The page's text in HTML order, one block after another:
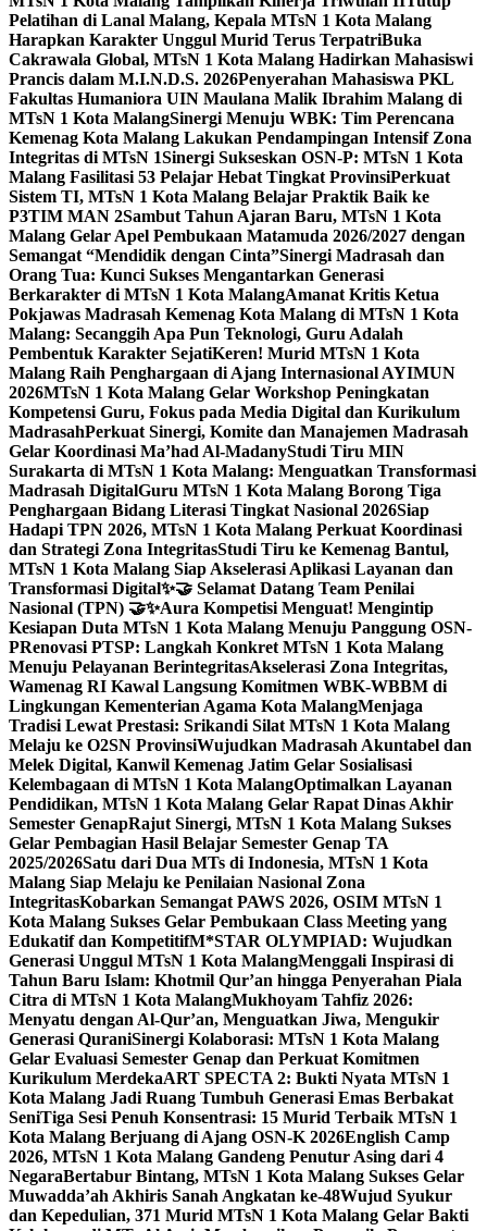
Pelatihan di Lanal Malang, Kepala MTsN 1 Kota Malang
Harapkan Karakter Unggul Murid Terus TerpatriBuka
Cakrawala Global, MTsN 1 Kota Malang Hadirkan Mahasiswi
Prancis dalam M.I.N.D.S. 2026Penyerahan Mahasiswa PKL
Fakultas Humaniora UIN Maulana Malik Ibrahim Malang di
MTsN 1 Kota MalangSinergi Menuju WBK: Tim Perencana
Kemenag Kota Malang Lakukan Pendampingan Intensif Zona
Integritas di MTsN 1Sinergi Sukseskan OSN-P: MTsN 1 Kota
Malang Fasilitasi 53 Pelajar Hebat Tingkat ProvinsiPerkuat
Sistem TI, MTsN 1 Kota Malang Belajar Praktik Baik ke
P3TIM MAN 2Sambut Tahun Ajaran Baru, MTsN 1 Kota
Malang Gelar Apel Pembukaan Matamuda 2026/2027 dengan
Semangat “Mendidik dengan Cinta”Sinergi Madrasah dan
Orang Tua: Kunci Sukses Mengantarkan Generasi
Berkarakter di MTsN 1 Kota MalangAmanat Kritis Ketua
Pokjawas Madrasah Kemenag Kota Malang di MTsN 1 Kota
Malang: Secanggih Apa Pun Teknologi, Guru Adalah
Pembentuk Karakter SejatiKeren! Murid MTsN 1 Kota
Malang Raih Penghargaan di Ajang Internasional AYIMUN
2026MTsN 1 Kota Malang Gelar Workshop Peningkatan
Kompetensi Guru, Fokus pada Media Digital dan Kurikulum
MadrasahPerkuat Sinergi, Komite dan Manajemen Madrasah
Gelar Koordinasi Ma’had Al-MadanyStudi Tiru MIN
Surakarta di MTsN 1 Kota Malang: Menguatkan Transformasi
Madrasah DigitalGuru MTsN 1 Kota Malang Borong Tiga
Penghargaan Bidang Literasi Tingkat Nasional 2026Siap
Hadapi TPN 2026, MTsN 1 Kota Malang Perkuat Koordinasi
dan Strategi Zona IntegritasStudi Tiru ke Kemenag Bantul,
MTsN 1 Kota Malang Siap Akselerasi Aplikasi Layanan dan
Transformasi Digital✨🤝 Selamat Datang Team Penilai
Nasional (TPN) 🤝✨Aura Kompetisi Menguat! Mengintip
Kesiapan Duta MTsN 1 Kota Malang Menuju Panggung OSN-
PRenovasi PTSP: Langkah Konkret MTsN 1 Kota Malang
Menuju Pelayanan BerintegritasAkselerasi Zona Integritas,
Wamenag RI Kawal Langsung Komitmen WBK-WBBM di
Lingkungan Kementerian Agama Kota MalangMenjaga
Tradisi Lewat Prestasi: Srikandi Silat MTsN 1 Kota Malang
Melaju ke O2SN ProvinsiWujudkan Madrasah Akuntabel dan
Melek Digital, Kanwil Kemenag Jatim Gelar Sosialisasi
Kelembagaan di MTsN 1 Kota MalangOptimalkan Layanan
Pendidikan, MTsN 1 Kota Malang Gelar Rapat Dinas Akhir
Semester GenapRajut Sinergi, MTsN 1 Kota Malang Sukses
Gelar Pembagian Hasil Belajar Semester Genap TA
2025/2026Satu dari Dua MTs di Indonesia, MTsN 1 Kota
Malang Siap Melaju ke Penilaian Nasional Zona
IntegritasKobarkan Semangat PAWS 2026, OSIM MTsN 1
Kota Malang Sukses Gelar Pembukaan Class Meeting yang
Edukatif dan KompetitifM*STAR OLYMPIAD: Wujudkan
Generasi Unggul MTsN 1 Kota MalangMenggali Inspirasi di
Tahun Baru Islam: Khotmil Qur’an hingga Penyerahan Piala
Citra di MTsN 1 Kota MalangMukhoyam Tahfiz 2026:
Menyatu dengan Al-Qur’an, Menguatkan Jiwa, Mengukir
Generasi QuraniSinergi Kolaborasi: MTsN 1 Kota Malang
Gelar Evaluasi Semester Genap dan Perkuat Komitmen
Kurikulum MerdekaART SPECTA 2: Bukti Nyata MTsN 1
Kota Malang Jadi Ruang Tumbuh Generasi Emas Berbakat
SeniTiga Sesi Penuh Konsentrasi: 15 Murid Terbaik MTsN 1
Kota Malang Berjuang di Ajang OSN-K 2026English Camp
2026, MTsN 1 Kota Malang Gandeng Penutur Asing dari 4
NegaraBertabur Bintang, MTsN 1 Kota Malang Sukses Gelar
Muwadda’ah Akhiris Sanah Angkatan ke-48Wujud Syukur
dan Kepedulian, 371 Murid MTsN 1 Kota Malang Gelar Bakti